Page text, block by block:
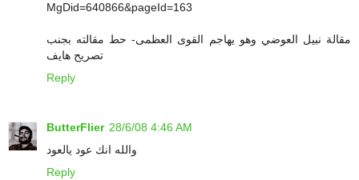
MgDid=640866&pageId=163
مقالة نبيل العوضي وهو يهاجم القوى العظمى- حط مقالته بجنب
تصريح هايف
Reply
ButterFlier 28/6/08 4:46 AM
والله انك عود يالعود
Reply